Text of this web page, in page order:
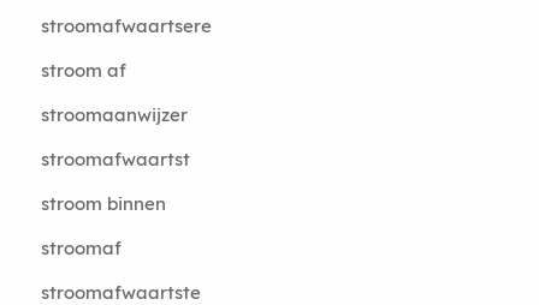
stroomafwaartsere
stroom af
stroomaanwijzer
stroomafwaartst
stroom binnen
stroomaf
stroomafwaartste